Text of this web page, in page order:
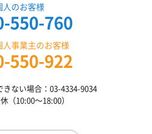
人のお客様
550-760
人事業主のお客様
550-922
きない場合：03-4334-9034
（10:00〜18:00）